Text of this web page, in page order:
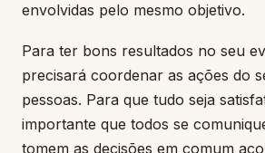
envolvidas pelo mesmo objetivo.
Para ter bons resultados no seu
precisará coordenar as ações do
pessoas. Para que tudo seja
importante que todos se
tomem as decisões em comum